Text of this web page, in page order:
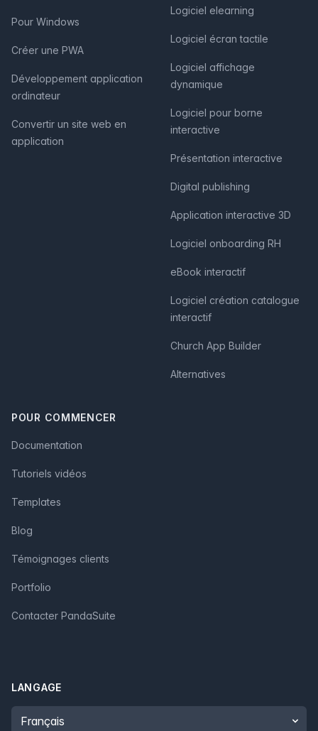
Pour Windows
Créer une PWA
Développement application
ordinateur
Convertir un site web en
application
Logiciel elearning
Logiciel écran tactile
Logiciel affichage
dynamique
Logiciel pour borne
interactive
Présentation interactive
Digital publishing
Application interactive 3D
Logiciel onboarding RH
eBook interactif
Logiciel création catalogue
interactif
Church App Builder
Alternatives
POUR COMMENCER
Documentation
Tutoriels vidéos
Templates
Blog
Témoignages clients
Portfolio
Contacter PandaSuite
LANGAGE
Language